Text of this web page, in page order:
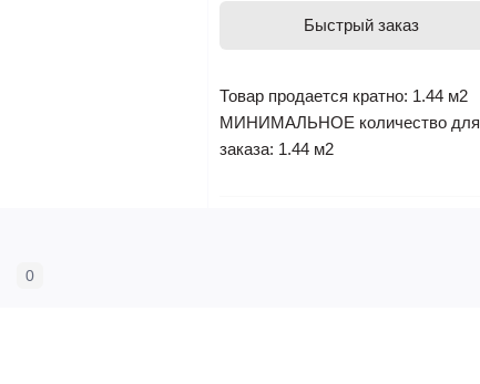
Быстрый заказ
Товар продается кратно: 1.44 м2
МИНИМАЛЬНОЕ количество для
заказа: 1.44 м2
0